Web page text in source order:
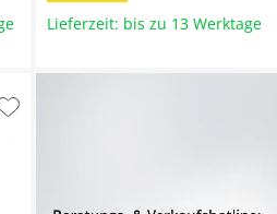
Lieferzeit: bis zu 13 Werktage